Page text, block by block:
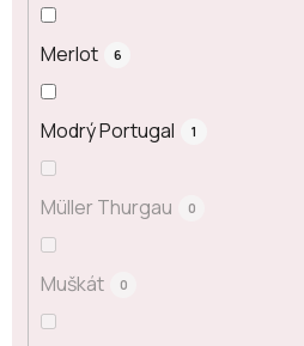
Merlot 6
Modrý Portugal 1
Müller Thurgau 0
Muškát 0